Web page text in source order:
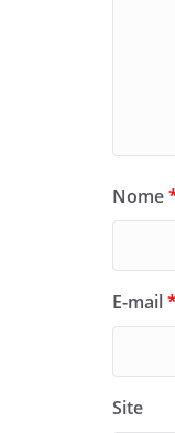
Nome
E-mail*
Site